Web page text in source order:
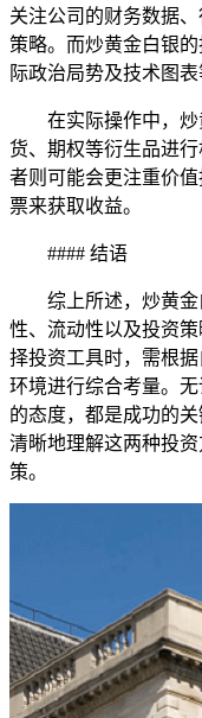
关注公司的财务数据
策略。而炒黄金白银
际政治局势及技术图表
在实际操作中，
货、期权等衍生品进
者则可能会更注重价
票来获取收益。
#### 结语
综上所述，炒黄
性、流动性以及投资
择投资工具时，需根
环境进行综合考量。
的态度，都是成功的
清晰地理解这两种投
策。